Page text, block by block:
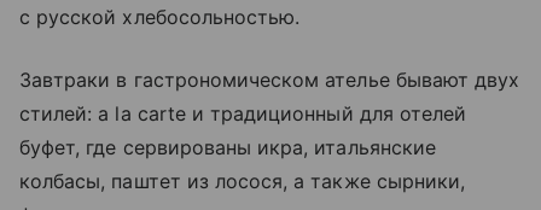
с русской хлебосольностью.
Завтраки в гастрономическом ателье бывают двух
стилей: a la carte и традиционный для отелей
буфет, где сервированы икра, итальянские
колбасы, паштет из лосося, а также сырники,